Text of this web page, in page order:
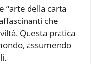
“arte della carta
che
Questa pratica
assumendo